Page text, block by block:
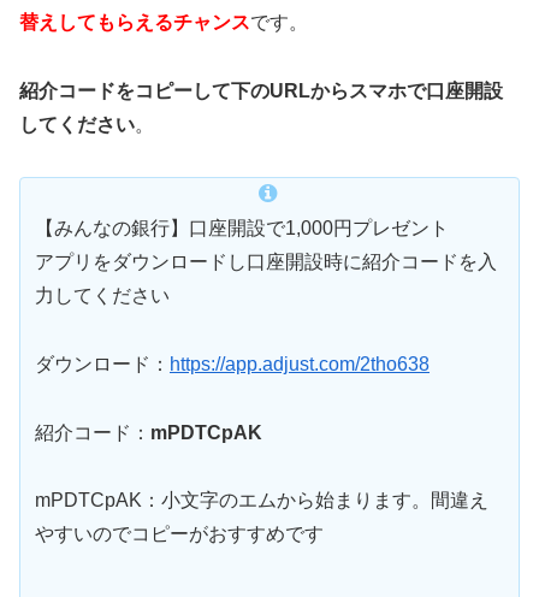
替えしてもらえるチャンスです。
紹介コードをコピーして下のURLからスマホで口座開設
してください。
【みんなの銀行】口座開設で1,000円プレゼント
アプリをダウンロードし口座開設時に紹介コードを入
力してください
ダウンロード： https://app.adjust.com/2tho638
紹介コード： mPDTCpAK
mPDTCpAK：小文字のエムから始まります。間違え
やすいのでコピーがおすすめです